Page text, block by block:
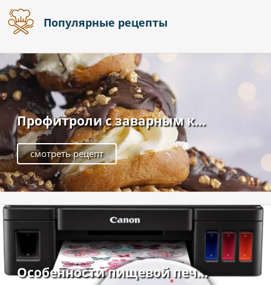
Популярные рецепты
Профитроли с заварным к...
смотреть рецепт
Особенности пищевой печ...